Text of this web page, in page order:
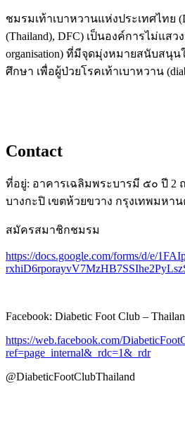
ชมรมเท้าเบาหวานแห่งประเทศไทย
(Thailand), DFC) เป็นองค์การไม่แสว
organisation) ที่มีจุดมุ่งหมายสนับสนุ
ศึกษา เพื่อผู้ป่วยโรคเท้าเบาหวาน
Contact
ที่อยู่: อาคารเฉลิมพระบารมี ๕๐ ปี 2
บางกะปิ เขตห้วยขวาง กรุงเทพมหาน
สมัครสมาชิกชมรม
https://docs.google.com/forms/d/e/
Facebook: Diabetic Foot Club –
https://web.facebook.com/
ref=page_internal&_rdc=1&_rdr
@DiabeticFootClubThailand